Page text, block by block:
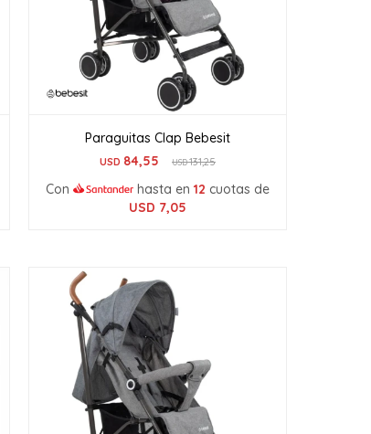
Paraguitas Clap Bebesit
USD 84,55 USD131,25
Con hasta en12 cuotas de
USD 7,05